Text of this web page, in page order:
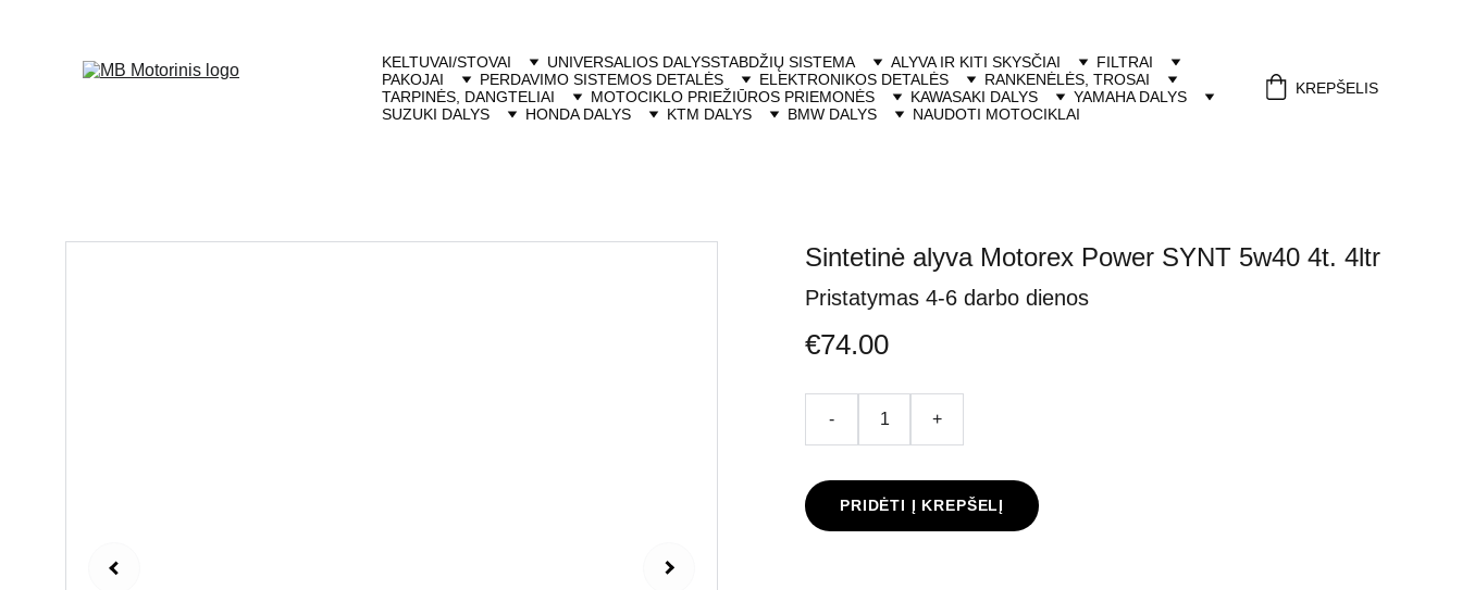
KELTUVAI/STOVAI UNIVERSALIOS DALYSSTABDŽIŲ SISTEMA ALYVA IR KITI SKYSČIAI
FILTRAI
PAKOJAI
PERDAVIMO SISTEMOS DETALĖS ELEKTRONIKOS DETALĖS
RANKENĖLĖS, TROSAI
TARPINĖS, DANGTELIAI
MOTOCIKLO PRIEŽIŪROS PRIEMONĖS KAWASAKI DALYS
YAMAHA DALYS
SUZUKI DALYS
HONDA DALYS KTM DALYS BMW DALYS NAUDOTI MOTOCIKLAI
KREPŠELIS
Sintetinė alyva Motorex Power SYNT 5w40 4t. 4ltr
Pristatymas 4-6 darbo dienos
€74.00
- +
PRIDĖTI Į KREPŠELĮ